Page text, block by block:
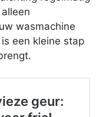
wasmachine
een kleine stap